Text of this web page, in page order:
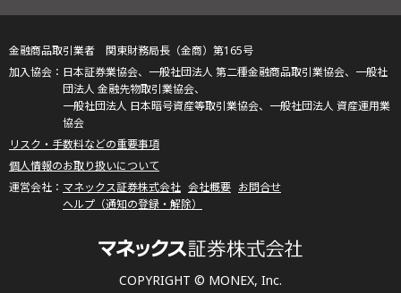
COPYRIGHT © MONEX, Inc.
金融商品取引業者 関東財務局長（金商）第165号
日本証券業協会、一般社団法人 第二種金融商品取引業協会、一般社
団法人 金融先物取引業協会、
一般社団法人 日本暗号資産等取引業協会、一般社団法人 資産運用業
協会
リスク・手数料などの重要事項
個人情報のお取り扱いについて
マネックス証券株式会社 会社概要 お問合せ
ヘルプ（通知の登録・解除）